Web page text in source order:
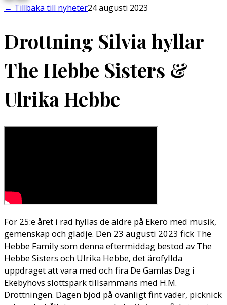
← Tillbaka till nyheter24 augusti 2023
Drottning Silvia hyllar
The Hebbe Sisters &
Ulrika Hebbe
För 25:e året i rad hyllas de äldre på Ekerö med musik,
gemenskap och glädje. Den 23 augusti 2023 fick The
Hebbe Family som denna eftermiddag bestod av The
Hebbe Sisters och Ulrika Hebbe, det ärofyllda
uppdraget att vara med och fira De Gamlas Dag i
Ekebyhovs slottspark tillsammans med H.M.
Drottningen. Dagen bjöd på ovanligt fint väder, picknick